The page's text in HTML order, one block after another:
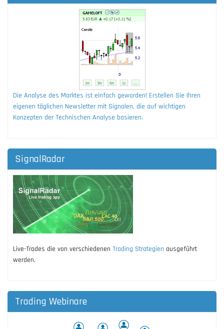
Die Analyse des Marktes ist einfach geworden! Erstellen Sie Ihren
eigenen täglichen Newsletter mit Signalen, die auf wichtigen
Konzepten der Technischen Analyse basieren.
SignalRadar
Live-Trades die von verschiedenen Trading Strategien ausgeführt
werden.
Trading Webinare